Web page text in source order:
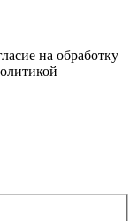
на обработку